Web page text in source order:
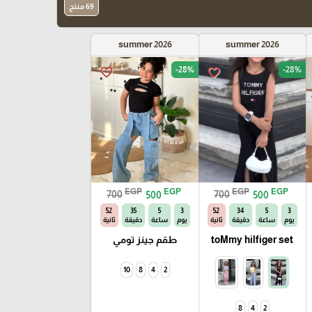
69 منتج
summer 2026
favorite_border -28%
700 EGP 500 EGP
3
يوم
5
ساعة
34
دقيقة
52
ثانية
toMmy hilfiger set
2
4
8
summer 2026
favorite_border -28%
700 EGP 500 EGP
3
يوم
5
ساعة
35
دقيقة
52
ثانية
طقم جينز تومي
2
4
8
10